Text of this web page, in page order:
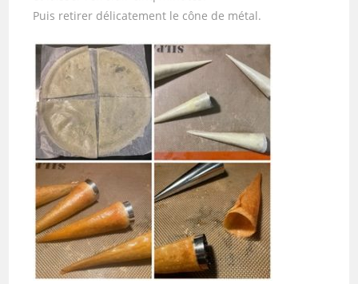
Puis retirer délicatement le cône de métal.